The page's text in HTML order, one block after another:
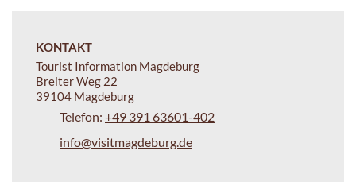
KONTAKT
Tourist Information Magdeburg
Breiter Weg 22
39104 Magdeburg
Telefon: +49 391 63601-402
info@visitmagdeburg.de